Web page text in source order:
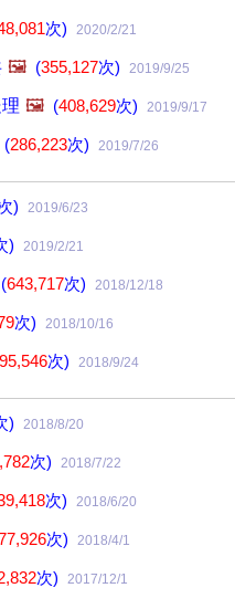
次) 2020/2/21
🖼️ (355,127次) 2019/9/25
🖼️ (408,629次) 2019/9/17
(286,223次) 2019/7/26
) 2019/6/23
) 2019/2/21
(643,717次) 2018/12/18
次) 2018/10/16
次) 2018/9/24
) 2018/8/20
次) 2018/7/22
次) 2018/6/20
次) 2018/4/1
次) 2017/12/1